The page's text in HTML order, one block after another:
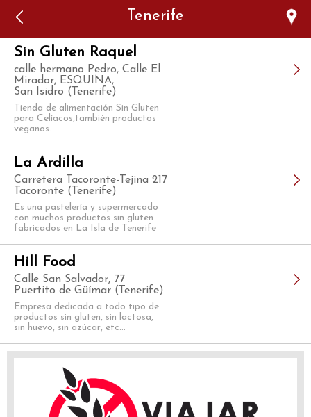
Tenerife
Sin Gluten Raquel
calle hermano Pedro, Calle El
Mirador, ESQUINA,
San Isidro (Tenerife)
Tienda de alimentación Sin Gluten
para Celíacos,también productos
veganos.
La Ardilla
Carretera Tacoronte-Tejina 217
Tacoronte (Tenerife)
Es una pastelería y supermercado
con muchos productos sin gluten
fabricados en La Isla de Tenerife
Hill Food
Calle San Salvador, 77
Puertito de Güímar (Tenerife)
Empresa dedicada a todo tipo de
productos sin gluten, sin lactosa,
sin huevo, sin azúcar, etc...
Error: The domain WWW.VIAJARSINGLUTEN.COM is not
authorized to show the cookie declaration for domain group
ID 546ddaab-b478-4440-aa8a-3b0205284212. Please add it to
the domain group in the Cookiebot Manager to authorize
the domain.